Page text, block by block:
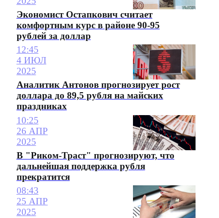
Экономист Остапкович считает
комфортным курс в районе 90-95
рублей за доллар
12:45
4 ИЮЛ
2025
Аналитик Антонов прогнозирует рост
доллара до 89,5 рубля на майских
праздниках
10:25
26 АПР
2025
В "Риком-Траст" прогнозируют, что
дальнейшая поддержка рубля
прекратится
08:43
25 АПР
2025